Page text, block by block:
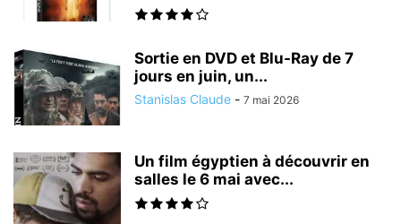
Sortie en DVD et Blu-Ray de 7
jours en juin, un...
Stanislas Claude - 7 mai 2026
Un film égyptien à découvrir en
salles le 6 mai avec...